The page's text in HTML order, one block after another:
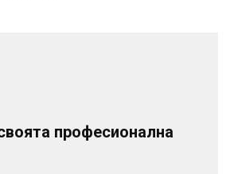
професионална